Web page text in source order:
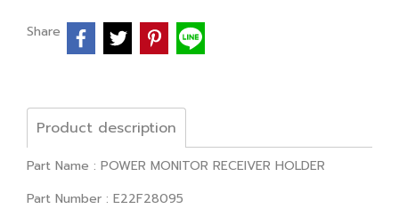
Share
Product description
Part Name : POWER MONITOR RECEIVER HOLDER
Part Number : E22F28095